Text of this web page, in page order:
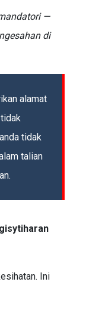
—
di
alamat
tidak
talian
Ini